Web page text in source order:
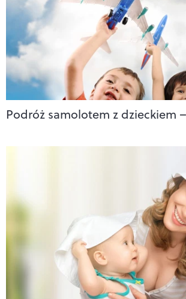
Podróż samolotem z dzieckiem